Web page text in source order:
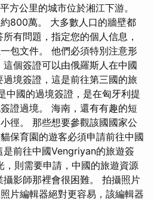
方公里的城市位於湘江下游。
800萬。 大多數人口的牆壁都
有問題，指定您的個人信息，
包文件。 他們必須特別注意形
個簽證可以由俄羅斯人在中國
境簽證，這是前往第三國的旅
中國的過境簽證，是在匈牙利提
證過境。 海南，還有有趣的短
徑。 那些想要參觀該國國家公
保育園的遊客必須申請前往中國
前往中國Vengriyan的旅遊簽
則需要申請，中國的旅遊資源
影師那裡會很困難。 拍攝照片
片編輯器絕對更容易，該編輯器